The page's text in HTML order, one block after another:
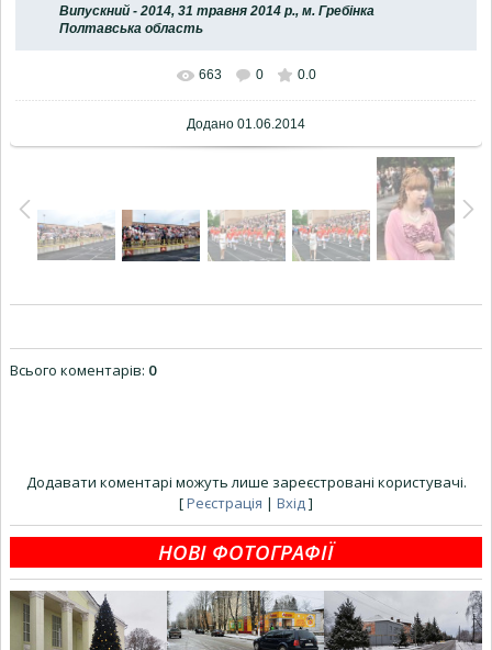
Випускний - 2014, 31 травня 2014 р., м. Гребінка
Полтавська область
663 0 0.0
Додано 01.06.2014
Всього коментарів: 0
Додавати коментарі можуть лише зареєстровані користувачі.
[Реєстрація | Вхід ]
НОВІ ФОТОГРАФІЇ